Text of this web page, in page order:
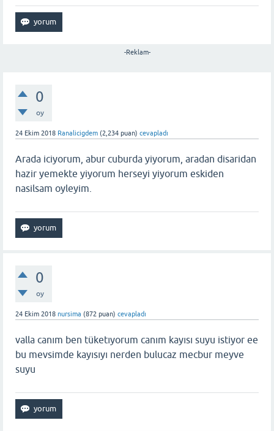
-Reklam-
0
oy
24 Ekim 2018 Ranalicigdem (2,234 puan) cevapladı
Arada iciyorum, abur cuburda yiyorum, aradan disaridan
hazir yemekte yiyorum herseyi yiyorum eskiden
nasilsam oyleyim.
0
oy
24 Ekim 2018 nursima (872 puan) cevapladı
valla canım ben tüketıyorum canım kayısı suyu istiyor ee
bu mevsimde kayısıyı nerden bulucaz mecbur meyve
suyu